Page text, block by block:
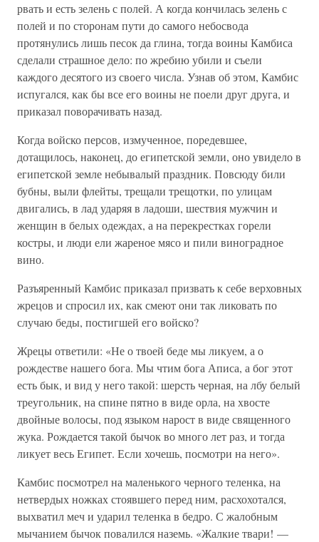
рвать и есть зелень с полей. А когда кончилась зелень с
полей и по сторонам пути до самого небосвода
протянулись лишь песок да глина, тогда воины Камбиса
сделали страшное дело: по жребию убили и съели
каждого десятого из своего числа. Узнав об этом, Камбис
испугался, как бы все его воины не поели друг друга, и
приказал поворачивать назад.
Когда войско персов, измученное, поредевшее,
дотащилось, наконец, до египетской земли, оно увидело в
египетской земле небывалый праздник. Повсюду били
бубны, выли флейты, трещали трещотки, по улицам
двигались, в лад ударяя в ладоши, шествия мужчин и
женщин в белых одеждах, а на перекрестках горели
костры, и люди ели жареное мясо и пили виноградное
вино.
Разъяренный Камбис приказал призвать к себе верховных
жрецов и спросил их, как смеют они так ликовать по
случаю беды, постигшей его войско?
Жрецы ответили: «Не о твоей беде мы ликуем, а о
рождестве нашего бога. Мы чтим бога Аписа, а бог этот
есть бык, и вид у него такой: шерсть черная, на лбу белый
треугольник, на спине пятно в виде орла, на хвосте
двойные волосы, под языком нарост в виде священного
жука. Рождается такой бычок во много лет раз, и тогда
ликует весь Египет. Если хочешь, посмотри на него».
Камбис посмотрел на маленького черного теленка, на
нетвердых ножках стоявшего перед ним, расхохотался,
выхватил меч и ударил теленка в бедро. С жалобным
мычанием бычок повалился наземь. «Жалкие твари! —